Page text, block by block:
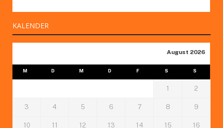
KALENDER
August 2026
M D M D F S S
1 2
3 4 5 6 7 8 9
10 11 12 13 14 15 16